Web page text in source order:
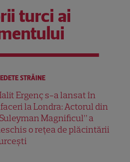
turci ai
STRĂINE
Ergenç s-a lansat în
la Londra: Actorul din
Magnificul” a
o rețea de plăcintării